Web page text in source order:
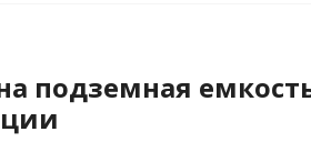
подземная